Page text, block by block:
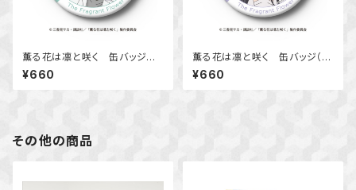
薫る花は凛と咲く 缶バッジ
（紬 凛太郎）
¥660
薫る花は凛と咲く 缶バッジ（和
栗 薫子）
¥660
その他の商品